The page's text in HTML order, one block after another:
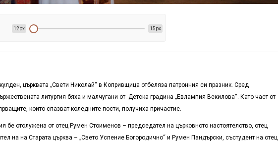
12px 15px
църквата „Свети Николай“ в Копривщица отбеляза патронния си празник. Сред
литургия бяха и малчугани от Детска градина „Евлампия Векилова“. Като част от
които спазват коледните пости, получиха причастие.
бе отслужена от отец Румен Стоименов – председател на църковното настоятелство, отец
на на Старата църква – „Свето Успение Богородично“ и Румен Пандърски, състудент на отец